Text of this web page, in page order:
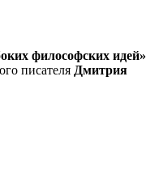
философских идей»
писателя Дмитрия